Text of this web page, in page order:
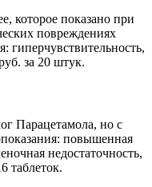
которое показано при
повреждениях
гиперчувствительность,
за 20 штук.
Парацетамола, но с
повышенная
недостаточность,
таблеток.